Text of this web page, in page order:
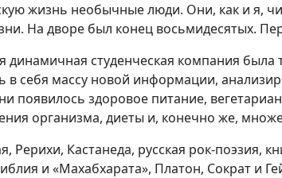
жизнь необычные люди. Они, как и я,
На дворе был конец восьмидесятых.
динамичная студенческая компания
в себя массу новой информации,
появилось здоровое питание,
организма, диеты и, конечно же,
Рерихи, Кастанеда, русская рок-поэзия,
и «Махабхарата», Платон, Сократ и